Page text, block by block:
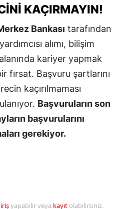
KAÇIRMAYIN!
Bankası tarafından
alımı, bilişim
kariyer yapmak
fırsat. Başvuru şartlarını
kaçırılmaması
Başvuruların son
başvurularını
gerekiyor.
yapabilir veya kayıt olabilirsiniz.